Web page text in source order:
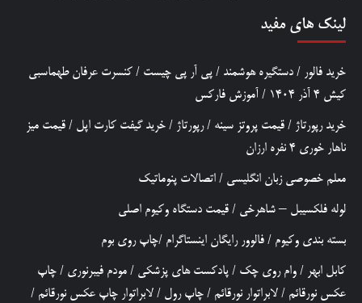
لینک های مفید
خرید فالور / دستگیره هوشمند / پی آر پی چیست / کنسرت عرفان طهماسبی
کیش 4 آذر 1404
/ آموزش فارکس
خرید رپورتاژ / قیمت پروتز سینه /رپورتاژ / خرید گیفت کارت اپل / قیمت میز
ناهار خوری 4 نفره ارزان
معلم خصوصی زبان انگلیسی / اتصالات پنوماتیک
لوله فلکسیبل – شاهرخی / قیمت دستگاه وکیوم اصلی
بسته بندی وکیوم / فالوور رایگان اینستاگرام /چاپ روی بوم
کابل ابهر / وام روی چک / پادکست های پزشکی / مودم فیبرنوری / چاپ
عکس نورقائم / لابراتوار نورقائم / چاپ رول / لابراتوار چاپ عکس نورقائم /